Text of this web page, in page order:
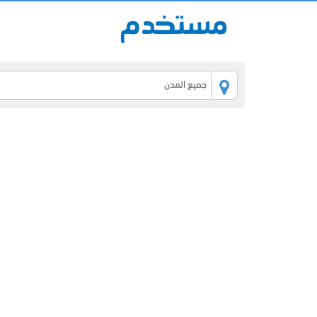
جميع المدن